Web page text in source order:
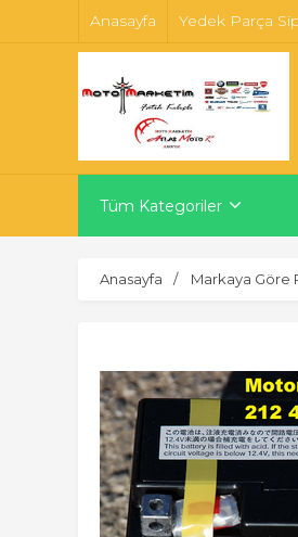
Anasayfa Yedek Parça
Tüm Kategoriler
Anasayfa Markaya Göre